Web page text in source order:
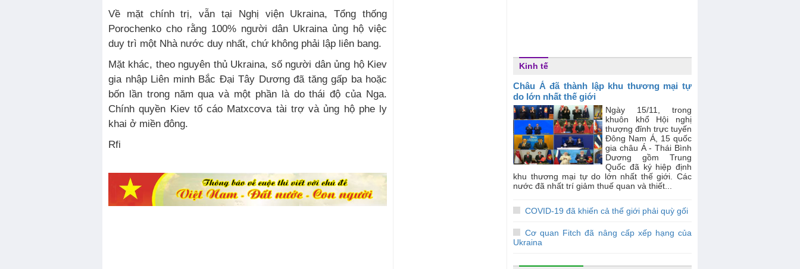
Về mặt chính trị, vẫn tại Nghị viện Ukraina, Tổng thống
Porochenko cho rằng 100% người dân Ukraina ủng hộ việc
duy trì một Nhà nước duy nhất, chứ không phải lập liên bang.
Mặt khác, theo nguyên thủ Ukraina, số người dân ủng hộ Kiev
gia nhập Liên minh Bắc Đại Tây Dương đã tăng gấp ba hoặc
bốn lần trong năm qua và một phần là do thái độ của Nga.
Chính quyền Kiev tố cáo Matxcơva tài trợ và ủng hộ phe ly
khai ở miền đông.
Rfi
Kinh tế
Châu Á đã thành lập khu thương mại tự
do lớn nhất thế giới
Ngày 15/11, trong
khuôn khổ Hội nghị
thượng đỉnh trực tuyến
Đông Nam Á, 15 quốc
gia châu Á - Thái Bình
Dương gồm Trung
Quốc đã ký hiệp định
khu thương mại tự do lớn nhất thế giới. Các
nước đã nhất trí giảm thuế quan và thiết...
COVID-19 đã khiến cả thế giới phải quỳ gối
Cơ quan Fitch đã nâng cấp xếp hạng của
Ukraina